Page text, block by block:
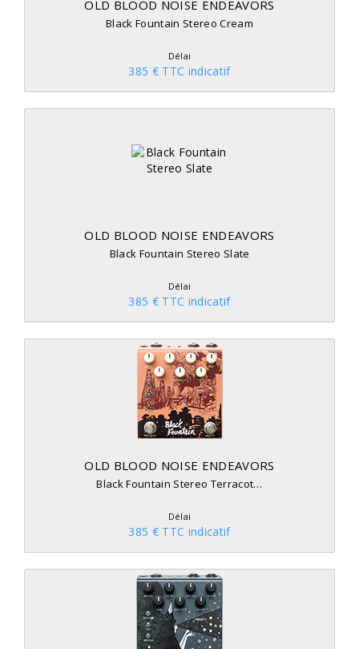
OLD BLOOD NOISE ENDEAVORS
Black Fountain Stereo Cream
Délai
385 € TTC indicatif
OLD BLOOD NOISE ENDEAVORS
Black Fountain Stereo Slate
Délai
385 € TTC indicatif
OLD BLOOD NOISE ENDEAVORS
Black Fountain Stereo Terracot…
Délai
385 € TTC indicatif